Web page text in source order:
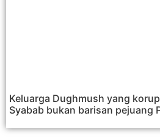
Keluarga Dughmush yang
Syabab bukan barisan pejuang